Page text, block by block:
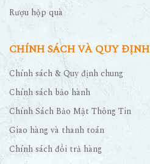
Rượu hộp quà
CHÍNH SÁCH VÀ QUY ĐỊNH
Chính sách & Quy định chung
Chính sách bảo hành
Chính Sách Bảo Mật Thông Tin
Giao hàng và thanh toán
Chính sách đổi trả hàng